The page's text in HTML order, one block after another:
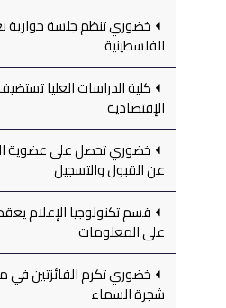
خضوري تنظم جلسة حوارية
الفلسطينية
كلية الدراسات العليا
الإقتصادية
خضوري تحصل على عضوية
عن القبول والتسجيل
قسم تكنولوجيا الإعلام
على المعلومات
خضوري تكرم الفائزتين
شجرة السماء